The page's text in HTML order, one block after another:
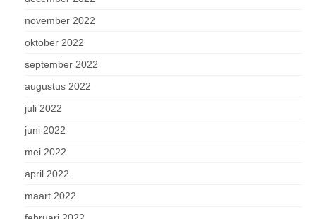
november 2022
oktober 2022
september 2022
augustus 2022
juli 2022
juni 2022
mei 2022
april 2022
maart 2022